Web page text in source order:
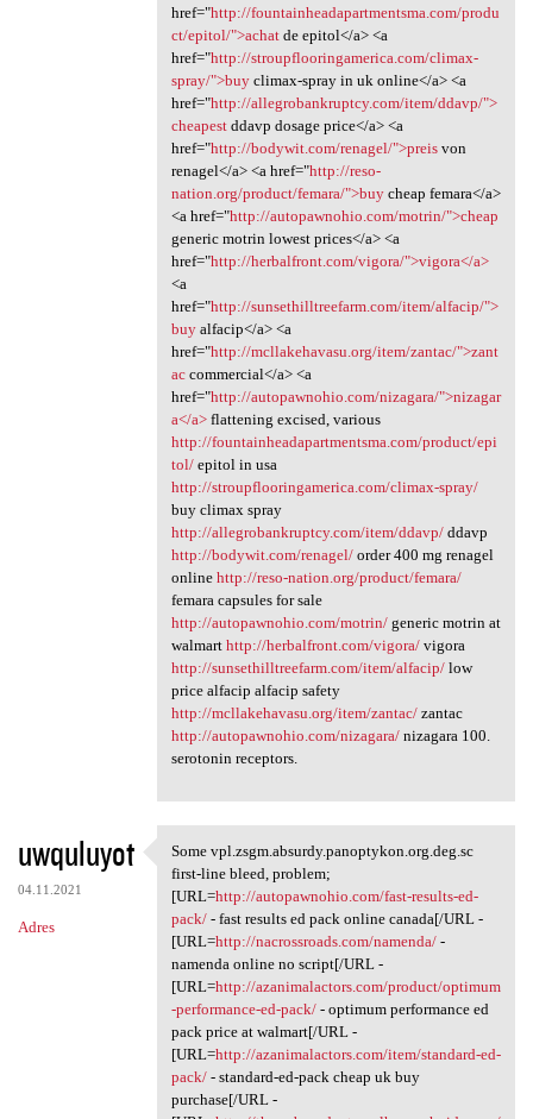
href="http://fountainheadapartmentsma.com/produ
ct/epitol/">achatde epitol</a> <a
href="http://stroupflooringamerica.com/climax-
spray/">buyclimax-spray in uk online</a> <a
href="http://allegrobankruptcy.com/item/ddavp/">
cheapestddavp dosage price</a> <a
href="http://bodywit.com/renagel/">preisvon
renagel</a> <a href="http://reso-
nation.org/product/femara/">buycheap femara</a>
<a href="http://autopawnohio.com/motrin/">cheap
generic motrin lowest prices</a> <a
href="http://herbalfront.com/vigora/">vigora</a>
<a
href="http://sunsethilltreefarm.com/item/alfacip/">
buyalfacip</a> <a
href="http://mcllakehavasu.org/item/zantac/">zant
accommercial</a> <a
href="http://autopawnohio.com/nizagara/">nizagar
a</a>flattening excised, various
http://fountainheadapartmentsma.com/product/epi
tol/epitol in usa
http://stroupflooringamerica.com/climax-spray/
buy climax spray
http://allegrobankruptcy.com/item/ddavp/ddavp
http://bodywit.com/renagel/order 400 mg renagel
online http://reso-nation.org/product/femara/
femara capsules for sale
http://autopawnohio.com/motrin/generic motrin at
walmart http://herbalfront.com/vigora/vigora
http://sunsethilltreefarm.com/item/alfacip/low
price alfacip alfacip safety
http://mcllakehavasu.org/item/zantac/zantac
http://autopawnohio.com/nizagara/nizagara 100.
serotonin receptors.
uwquluyot
04.11.2021
Adres
Some vpl.zsgm.absurdy
Some vpl.zsgm.absurdy.panoptykon.org.deg.sc
first-line bleed, problem;
[URL=http://autopawnohio.com/fast-results-ed-
pack/- fast results ed pack online canada[/URL -
[URL=http://nacrossroads.com/namenda/-
namenda online no script[/URL -
[URL=http://azanimalactors.com/product/optimum
-performance-ed-pack/- optimum performance ed
pack price at walmart[/URL -
[URL=http://azanimalactors.com/item/standard-ed-
pack/- standard-ed-pack cheap uk buy
purchase[/URL -